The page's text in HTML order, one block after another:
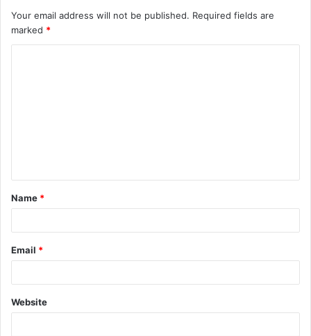
o
k
k
ai
l
p
Your email address will not be published. Required fields are
marked *
t
*
Name *
Email *
Website